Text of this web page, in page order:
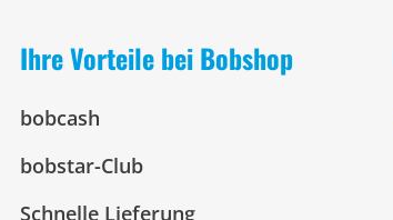
Ihre Vorteile bei Bobshop
bobcash
bobstar-Club
Schnelle Lieferung